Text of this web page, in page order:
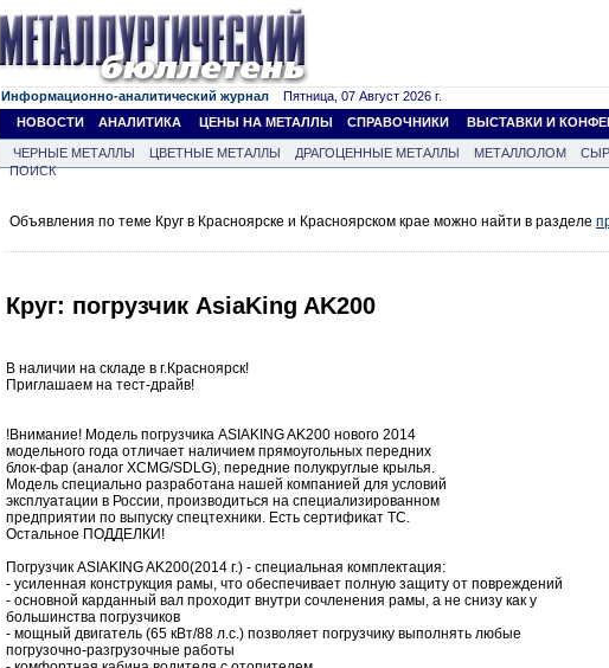
Информационно-аналитический журнал Пятница, 07 Август 2026 г.
НОВОСТИ
АНАЛИТИКА ЦЕНЫ НА МЕТАЛЛЫ СПРАВОЧНИКИ ВЫСТАВКИ И
ЧЕРНЫЕ МЕТАЛЛЫ ЦВЕТНЫЕ МЕТАЛЛЫ ДРАГОЦЕННЫЕ МЕТАЛЛЫ МЕТАЛЛОЛОМ
ПОИСК
Объявления по теме Круг в Красноярске и Красноярском крае можно найти в разделе
Круг: погрузчик AsiaKing AK200
В наличии на складе в г.Красноярск!
Приглашаем на тест-драйв!
!Внимание! Модель погрузчика ASIAKING AK200 нового 2014
модельного года отличает наличием прямоугольных передних
блок-фар (аналог XCMG/SDLG), передние полукруглые крылья.
Модель специально разработана нашей компанией для условий
эксплуатации в России, производиться на специализированном
предприятии по выпуску спецтехники. Есть сертификат ТС.
Остальное ПОДДЕЛКИ!
Погрузчик ASIAKING AK200(2014 г.) - специальная комплектация:
- усиленная конструкция рамы, что обеспечивает полную защиту от повреждений
- основной карданный вал проходит внутри сочленения рамы, а не снизу как у
большинства погрузчиков
- мощный двигатель (65 кВт/88 л.с.) позволяет погрузчику выполнять любые
погрузочно-разгрузочные работы